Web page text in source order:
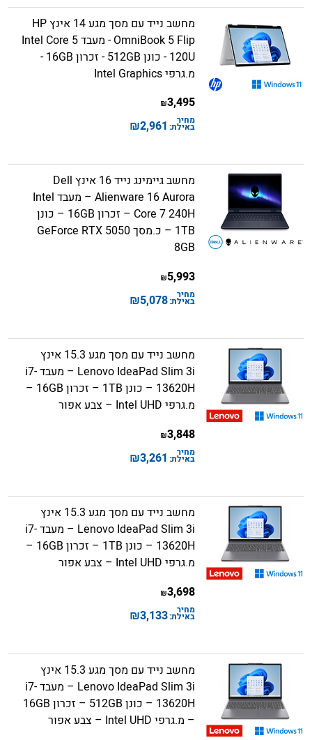
מחשב נייד עם מסך מגע 14 אינץ HP
OmniBook 5 Flip - מעבד Intel Core 5
120U - כונן 512GB - זכרון 16GB -
מ.גרפי Intel Graphics
3,495
₪
מחיר
באילת: 2,961
₪
מחשב גיימינג נייד 16 אינץ Dell
Alienware 16 Aurora – מעבד Intel
Core 7 240H – זכרון 16GB – כונן
1TB – כ.מסך GeForce RTX 5050
8GB
5,993
₪
מחיר
באילת:5,078
₪
מחשב נייד עם מסך מגע 15.3 אינץ
Lenovo IdeaPad Slim 3i – מעבד i7-
13620H – כונן 1TB – זכרון 16GB –
מ.גרפי Intel UHD – צבע אפור
3,848
₪
מחיר
באילת: 3,261
₪
מחשב נייד עם מסך מגע 15.3 אינץ
Lenovo IdeaPad Slim 3i – מעבד i7-
13620H – כונן 1TB – זכרון 16GB –
מ.גרפי Intel UHD – צבע אפור
3,698
₪
מחיר
באילת:3,133
₪
מחשב נייד עם מסך מגע 15.3 אינץ
Lenovo IdeaPad Slim 3i – מעבד i7-
13620H – כונן 512GB – זכרון 16GB
– מ.גרפי Intel UHD – צבע אפור